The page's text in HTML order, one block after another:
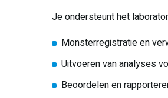
Je ondersteunt het
Monsterregistratie en
Uitvoeren van analyses
Beoordelen en